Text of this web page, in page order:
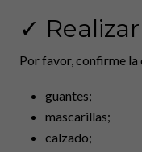
✓
Por favor, confirme
guantes;
mascarillas;
calzado;